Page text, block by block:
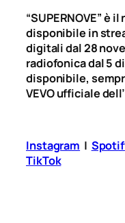
“SUPERNOVE” è
disponibile in
digitali dal 28
radiofonica dal 5
disponibile,
VEVO ufficiale
Instagram |
TikTok